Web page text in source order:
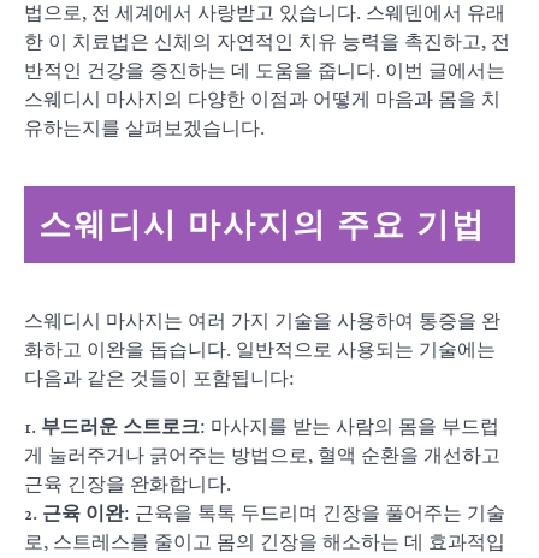
법으로, 전 세계에서 사랑받고 있습니다. 스웨덴에서 유래
한 이 치료법은 신체의 자연적인 치유 능력을 촉진하고, 전
반적인 건강을 증진하는 데 도움을 줍니다. 이번 글에서는
스웨디시 마사지의 다양한 이점과 어떻게 마음과 몸을 치
유하는지를 살펴보겠습니다.
스웨디시 마사지의 주요 기법
스웨디시 마사지는 여러 가지 기술을 사용하여 통증을 완
화하고 이완을 돕습니다. 일반적으로 사용되는 기술에는
다음과 같은 것들이 포함됩니다:
1. 부드러운 스트로크: 마사지를 받는 사람의 몸을 부드럽
게 눌러주거나 긁어주는 방법으로, 혈액 순환을 개선하고
근육 긴장을 완화합니다.
2. 근육 이완: 근육을 톡톡 두드리며 긴장을 풀어주는 기술
로, 스트레스를 줄이고 몸의 긴장을 해소하는 데 효과적입